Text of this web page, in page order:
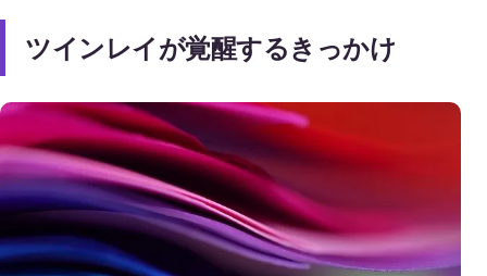
ツインレイが覚醒するきっかけ